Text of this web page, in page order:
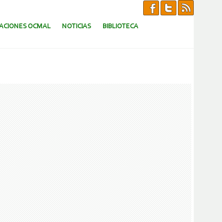
OCMAL NOTICIAS BIBLIOTECA